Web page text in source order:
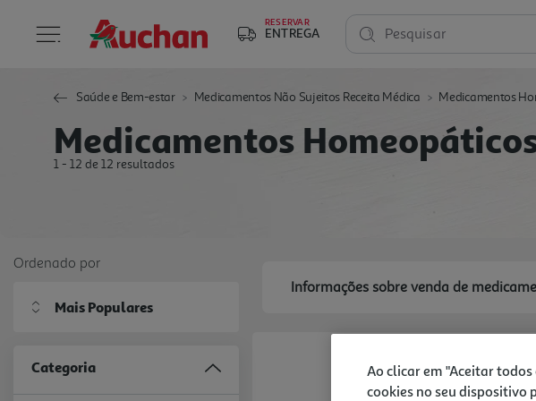
RESERVAR
ENTREGA Pesquisar
Saúde e Bem-estar Medicamentos Não Sujeitos Receita Médica Medicamentos
Medicamentos
1 - 12 de 12 resultados
Ordenado por
Mais Populares
Categoria
Informações sobre venda de
Ao clicar em "Aceitar
cookies no seu dispositivo